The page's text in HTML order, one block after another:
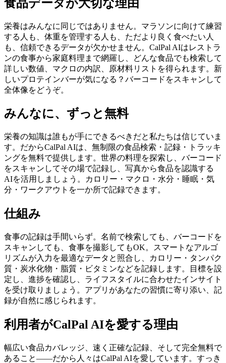
食品データが大切な理由
栄養はみんなに同じではありません。マラソンに向けて練習
する人も、体重を管理する人も、ただより良く食べたい人
も、信頼できるデータが欠かせません。CalPal AIはレストラ
ンの食事から家庭料理まで網羅し、どんな食品でも検索して
詳しい数値、マクロの内訳、原材料リストを得られます。新
しいプロテインバーが気になる？バーコードをスキャンして
全体像をどうぞ。
みんなに、ずっと無料
栄養の知識は誰もが手にできるべきだと私たちは信じていま
す。だからCalPal AIは、無制限の食品検索・記録・トラッキ
ングを無料で提供します。世界の料理を探索し、バーコード
をスキャンしてその場で記録し、写真から食品を認識する
AIを活用しましょう。カロリー・マクロ・水分・睡眠・気
分・ワークアウトを一か所で記録できます。
仕組み
食事の記録は手間いらず。名前で検索しても、バーコードを
スキャンしても、食事を撮影してもOK。スマートなアルゴ
リズムが入力を最適なデータと照合し、カロリー・タンパク
質・炭水化物・脂質・ビタミンなどを記録します。目標を設
定し、進捗を確認し、ライフスタイルに合わせたインサイト
を受け取りましょう。アプリがあなたの習慣に寄り添い、記
録が自然に感じられます。
利用者がCalPal AIを愛する理由
幅広い食品カバレッジ、速く正確な記録、そして完全無料で
あること——だから人々はCalPal AIを愛しています。すっき